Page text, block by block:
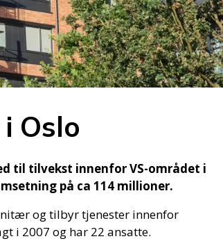
Oslo
til tilvekst innenfor VS-området i
på ca 114 millioner.
og tilbyr tjenester innenfor
i 2007 og har 22 ansatte.